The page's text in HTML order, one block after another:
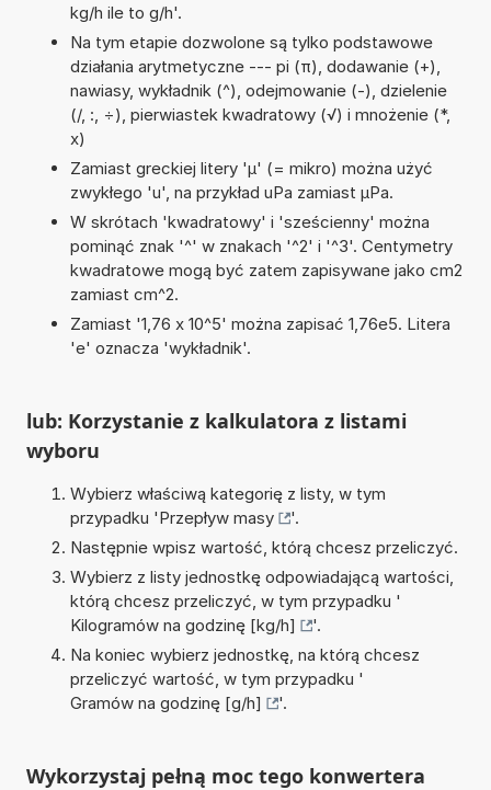
kg/h ile to g/h'.
Na tym etapie dozwolone są tylko podstawowe
działania arytmetyczne --- pi (π), dodawanie (+),
nawiasy, wykładnik (^), odejmowanie (-), dzielenie
(/, :, ÷), pierwiastek kwadratowy (√) i mnożenie (*,
x)
Zamiast greckiej litery 'µ' (= mikro) można użyć
zwykłego 'u', na przykład uPa zamiast µPa.
W skrótach 'kwadratowy' i 'sześcienny' można
pominąć znak '^' w znakach '^2' i '^3'. Centymetry
kwadratowe mogą być zatem zapisywane jako cm2
zamiast cm^2.
Zamiast '1,76 x 10^5' można zapisać 1,76e5. Litera
'e' oznacza 'wykładnik'.
lub: Korzystanie z kalkulatora z listami
wyboru
Wybierz właściwą kategorię z listy, w tym
przypadku 'Przepływ masy
'.
Następnie wpisz wartość, którą chcesz przeliczyć.
Wybierz z listy jednostkę odpowiadającą wartości,
którą chcesz przeliczyć, w tym przypadku '
Kilogramów na godzinę [kg/h]
'.
Na koniec wybierz jednostkę, na którą chcesz
przeliczyć wartość, w tym przypadku '
Gramów na godzinę [g/h]
'.
Wykorzystaj pełną moc tego konwertera